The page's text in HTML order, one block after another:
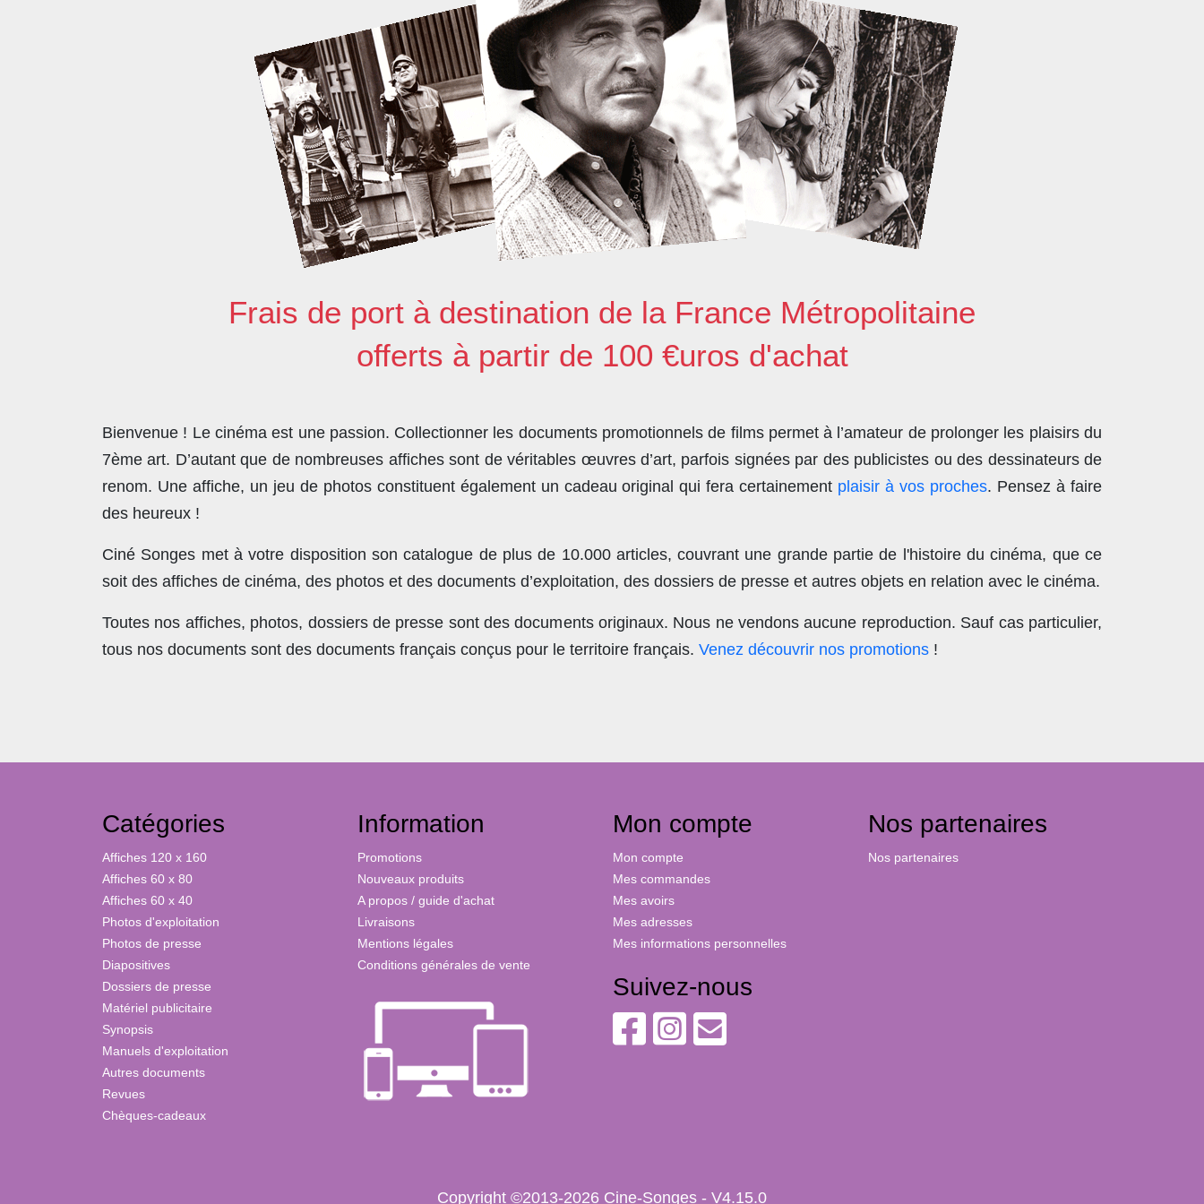
Frais de port à destination de la France Métropolitaine
offerts à partir de 100 €uros d'achat
Bienvenue ! Le cinéma est une passion. Collectionner les documents promotionnels de films permet à l’amateur de prolonger les plaisirs du
7ème art. D’autant que de nombreuses affiches sont de véritables œuvres d’art, parfois signées par des publicistes ou des dessinateurs de
renom. Une affiche, un jeu de photos constituent également un cadeau original qui fera certainement plaisir à vos proches. Pensez à faire
des heureux !
Ciné Songes met à votre disposition son catalogue de plus de 10.000 articles, couvrant une grande partie de l'histoire du cinéma, que ce
soit des affiches de cinéma, des photos et des documents d’exploitation, des dossiers de presse et autres objets en relation avec le cinéma.
Toutes nos affiches, photos, dossiers de presse sont des documents originaux. Nous ne vendons aucune reproduction. Sauf cas particulier,
tous nos documents sont des documents français conçus pour le territoire français. Venez découvrir nos promotions !
Catégories
Affiches 120 x 160
Affiches 60 x 80
Affiches 60 x 40
Photos d'exploitation
Photos de presse
Diapositives
Dossiers de presse
Matériel publicitaire
Synopsis
Manuels d'exploitation
Autres documents
Revues
Chèques-cadeaux
Information
Promotions
Nouveaux produits
A propos / guide d'achat
Livraisons
Mentions légales
Conditions générales de vente
Mon compte
Mon compte
Mes commandes
Mes avoirs
Mes adresses
Mes informations personnelles
Suivez-nous
Nos partenaires
Nos partenaires
Copyright ©2013-2026 Cine-Songes - V4.15.0